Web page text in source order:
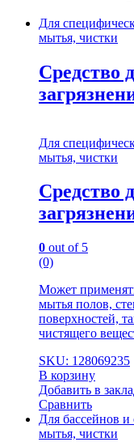
Для
мытья, чистки
Средство
Для
мытья, чистки
Средство
0 out of 5
(0)
Может
мытья полов,
поверхностей,
чистящего
SKU: 128069235
В корзину
Добавить в
Сравнить
Для бассейнов
мытья, чистки